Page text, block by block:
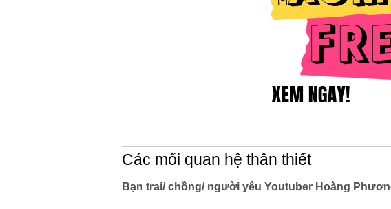
Các mối quan hệ thân thiết
Bạn trai/ chồng/ người yêu Youtuber Hoàng